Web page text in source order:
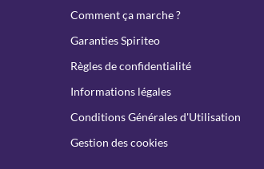
Comment ça marche ?
Garanties Spiriteo
Règles de confidentialité
Informations légales
Conditions Générales d'Utilisation
Gestion des cookies